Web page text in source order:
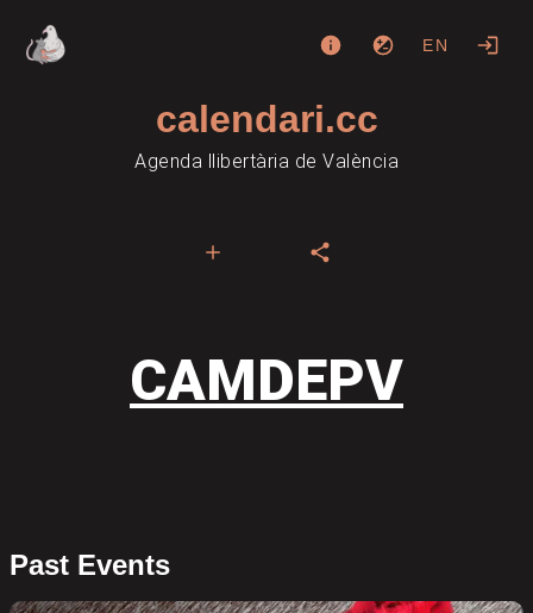
EN
calendari.cc
Agenda llibertària de València
CAMDEPV
Past Events